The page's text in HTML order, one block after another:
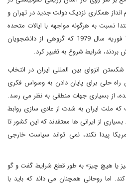
همکاری نزدیک دولت جدید در تهران و
نسبت به هرگونه مواجهه با ایالات متحده
بی میل به نظر می رسید. اما 15 فوریه سال 1979 که گروهی از دانشجویان
بردند، شرایط شروع به تغییر کرد.
انزوای بین المللی ایران در انتخاب
راه حلی برای پایان دادن به وسواس فکری
از بسیاری جهات منطقی به نظر می رسد.
ملت ایران به شدت از عادی سازی روابط
از ایرانی ها معتقدند که این کشور تا
پیدا نکند، نمی تواند سیاست خارجی
یا هیچ چیز» به طور قطع شرایط گفت و گو
اما روحانی همچنان می داند که باید با